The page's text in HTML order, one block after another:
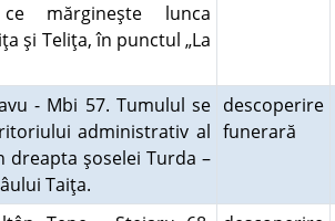
mărgineşte lunca
şi Teliţa, în punctul „La
- Mbi 57. Tumulul se
administrativ al
dreapta şoselei Turda –
Taiţa.
descoperire
funerară